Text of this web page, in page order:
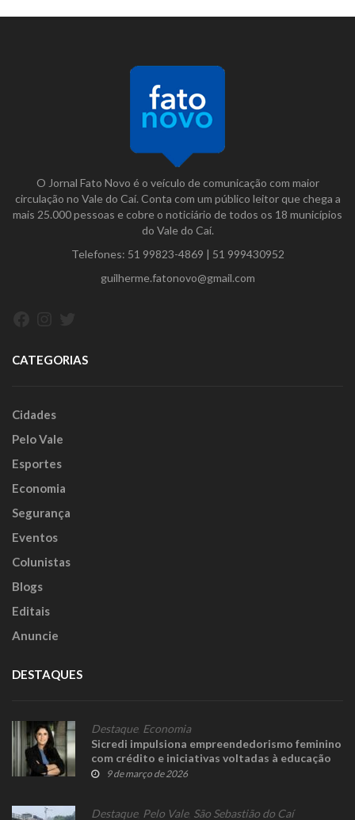
O Jornal Fato Novo é o veículo de comunicação com maior
circulação no Vale do Caí. Conta com um público leitor que chega a
mais 25.000 pessoas e cobre o noticiário de todos os 18 municípios
do Vale do Caí.
Telefones: 51 99823-4869 | 51 999430952
guilherme.fatonovo@gmail.com
CATEGORIAS
Cidades
Pelo Vale
Esportes
Economia
Segurança
Eventos
Colunistas
Blogs
Editais
Anuncie
DESTAQUES
Destaque, Economia
Sicredi impulsiona empreendedorismo feminino
com crédito e iniciativas voltadas à educação
9 de março de 2026
Destaque, Pelo Vale, São Sebastião do Caí